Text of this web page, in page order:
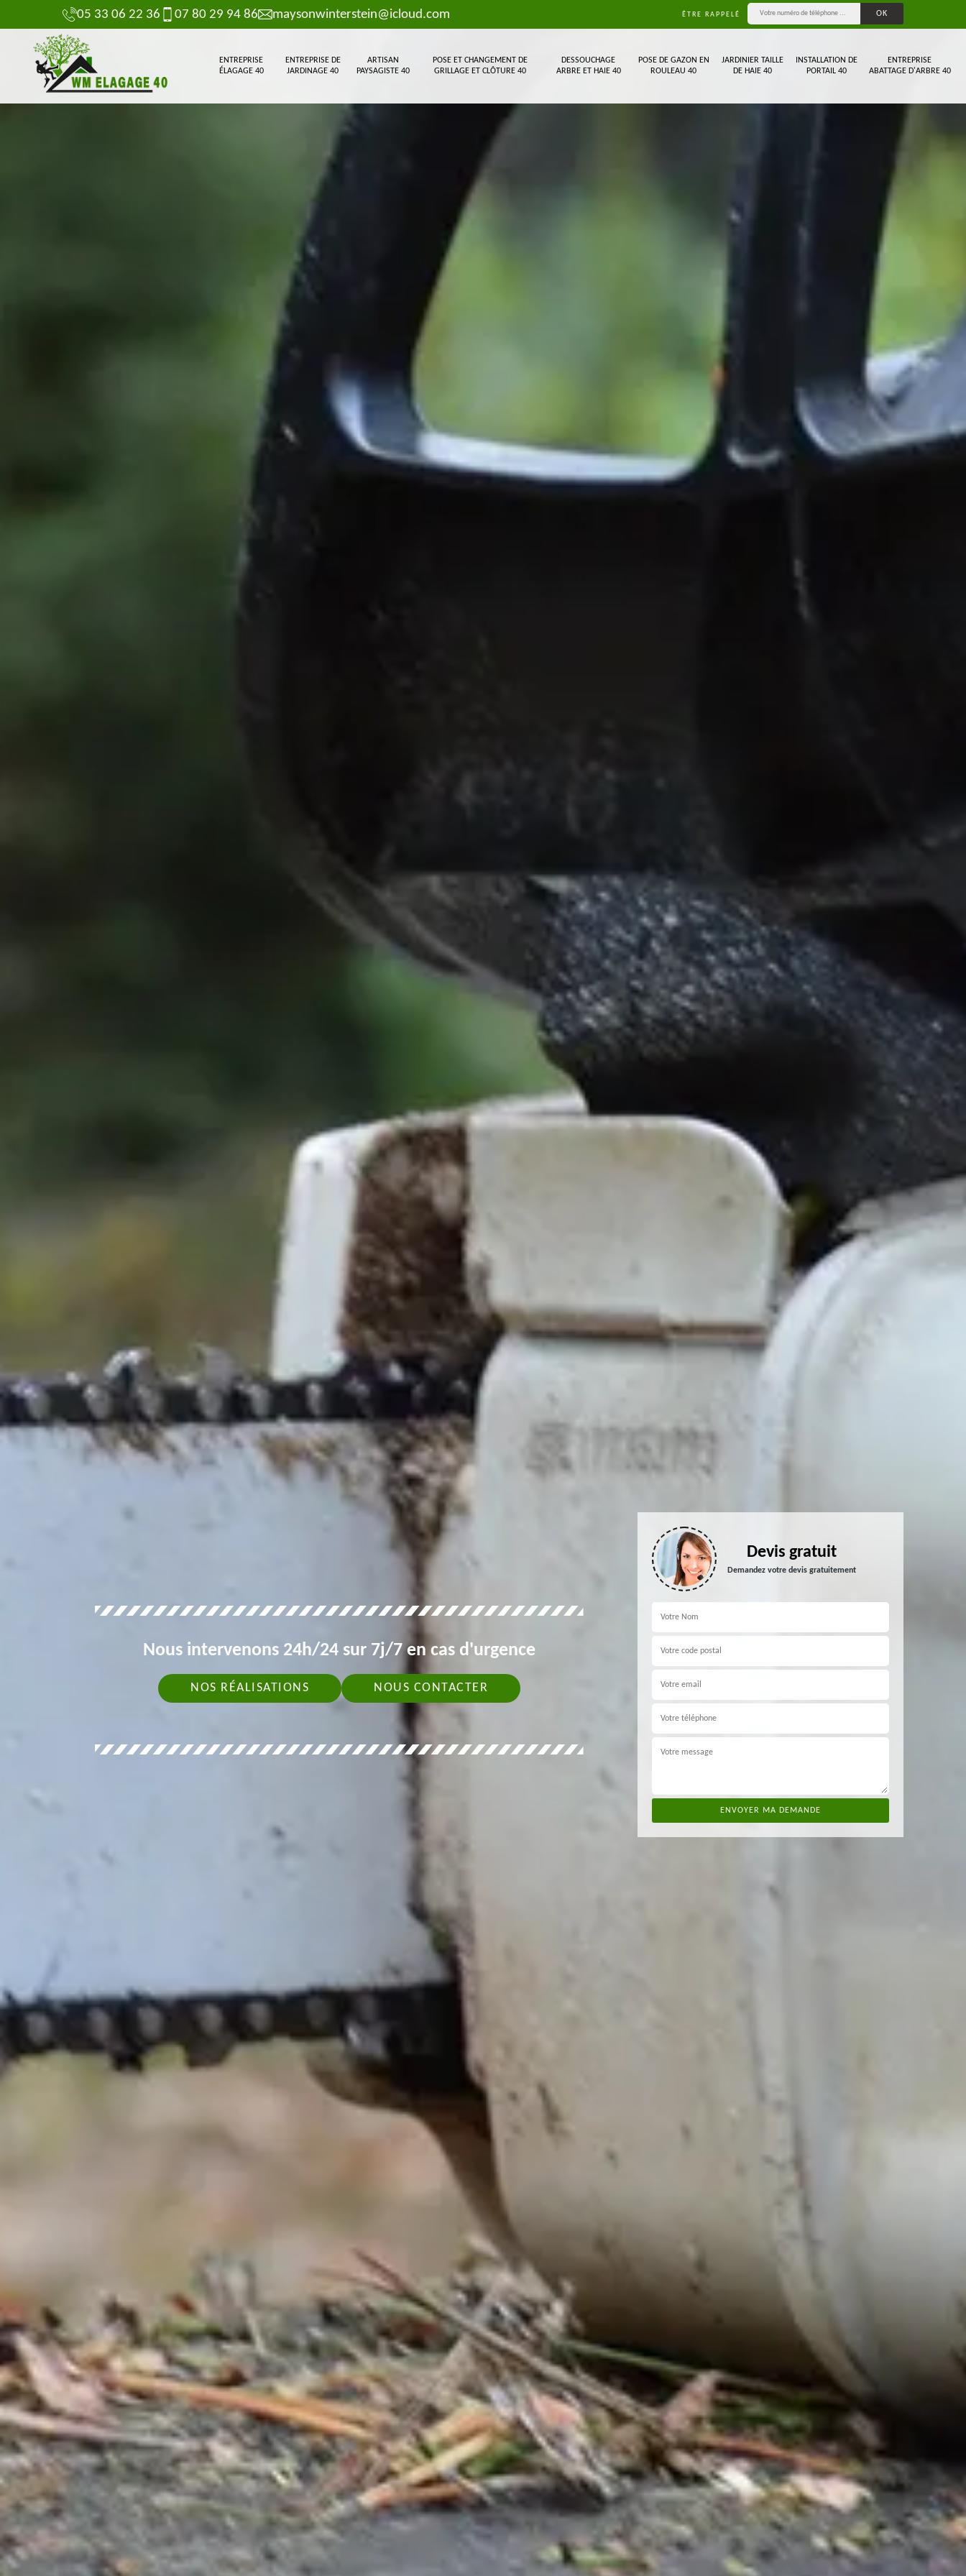
05 33 06 22 36 07 80 29 94 86 maysonwinterstein@icloud.com ÊTRE RAPPELÉ
ENTREPRISE
ÉLAGAGE 40
ENTREPRISE DE
JARDINAGE 40
ARTISAN
PAYSAGISTE 40
POSE ET CHANGEMENT DE
GRILLAGE ET CLÔTURE 40
DESSOUCHAGE
ARBRE ET HAIE 40
POSE DE GAZON EN
ROULEAU 40
JARDINIER TAILLE
DE HAIE 40
INSTALLATION DE
PORTAIL 40
ENTREPRISE
ABATTAGE D'ARBRE 40
Nous intervenons 24h/24 sur 7j/7 en cas d'urgence
NOS RÉALISATIONS NOUS CONTACTER
Devis gratuit
Demandez votre devis gratuitement